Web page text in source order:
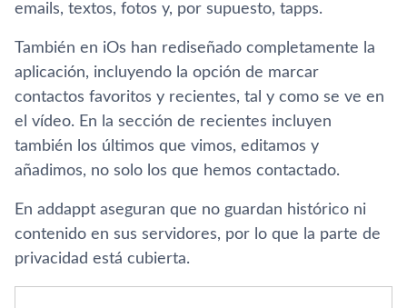
emails, textos, fotos y, por supuesto, tapps.
También en iOs han rediseñado completamente la
aplicación, incluyendo la opción de marcar
contactos favoritos y recientes, tal y como se ve en
el ví­deo. En la sección de recientes incluyen
también los últimos que vimos, editamos y
añadimos, no solo los que hemos contactado.
En addappt aseguran que no guardan histórico ni
contenido en sus servidores, por lo que la parte de
privacidad está cubierta.